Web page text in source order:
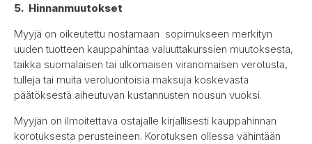
5. Hinnanmuutokset
Myyjä on oikeutettu nostamaan sopimukseen merkityn
uuden tuotteen kauppahintaa valuuttakurssien muutoksesta,
taikka suomalaisen tai ulkomaisen viranomaisen verotusta,
tulleja tai muita veroluontoisia maksuja koskevasta
päätöksestä aiheutuvan kustannusten nousun vuoksi.
Myyjän on ilmoitettava ostajalle kirjallisesti kauppahinnan
korotuksesta perusteineen. Korotuksen ollessa vähintään